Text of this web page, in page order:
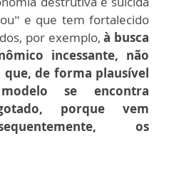
e que tem fortalecido
por exemplo, à busca
incessante, não
de forma plausível
se encontra
porque vem
os